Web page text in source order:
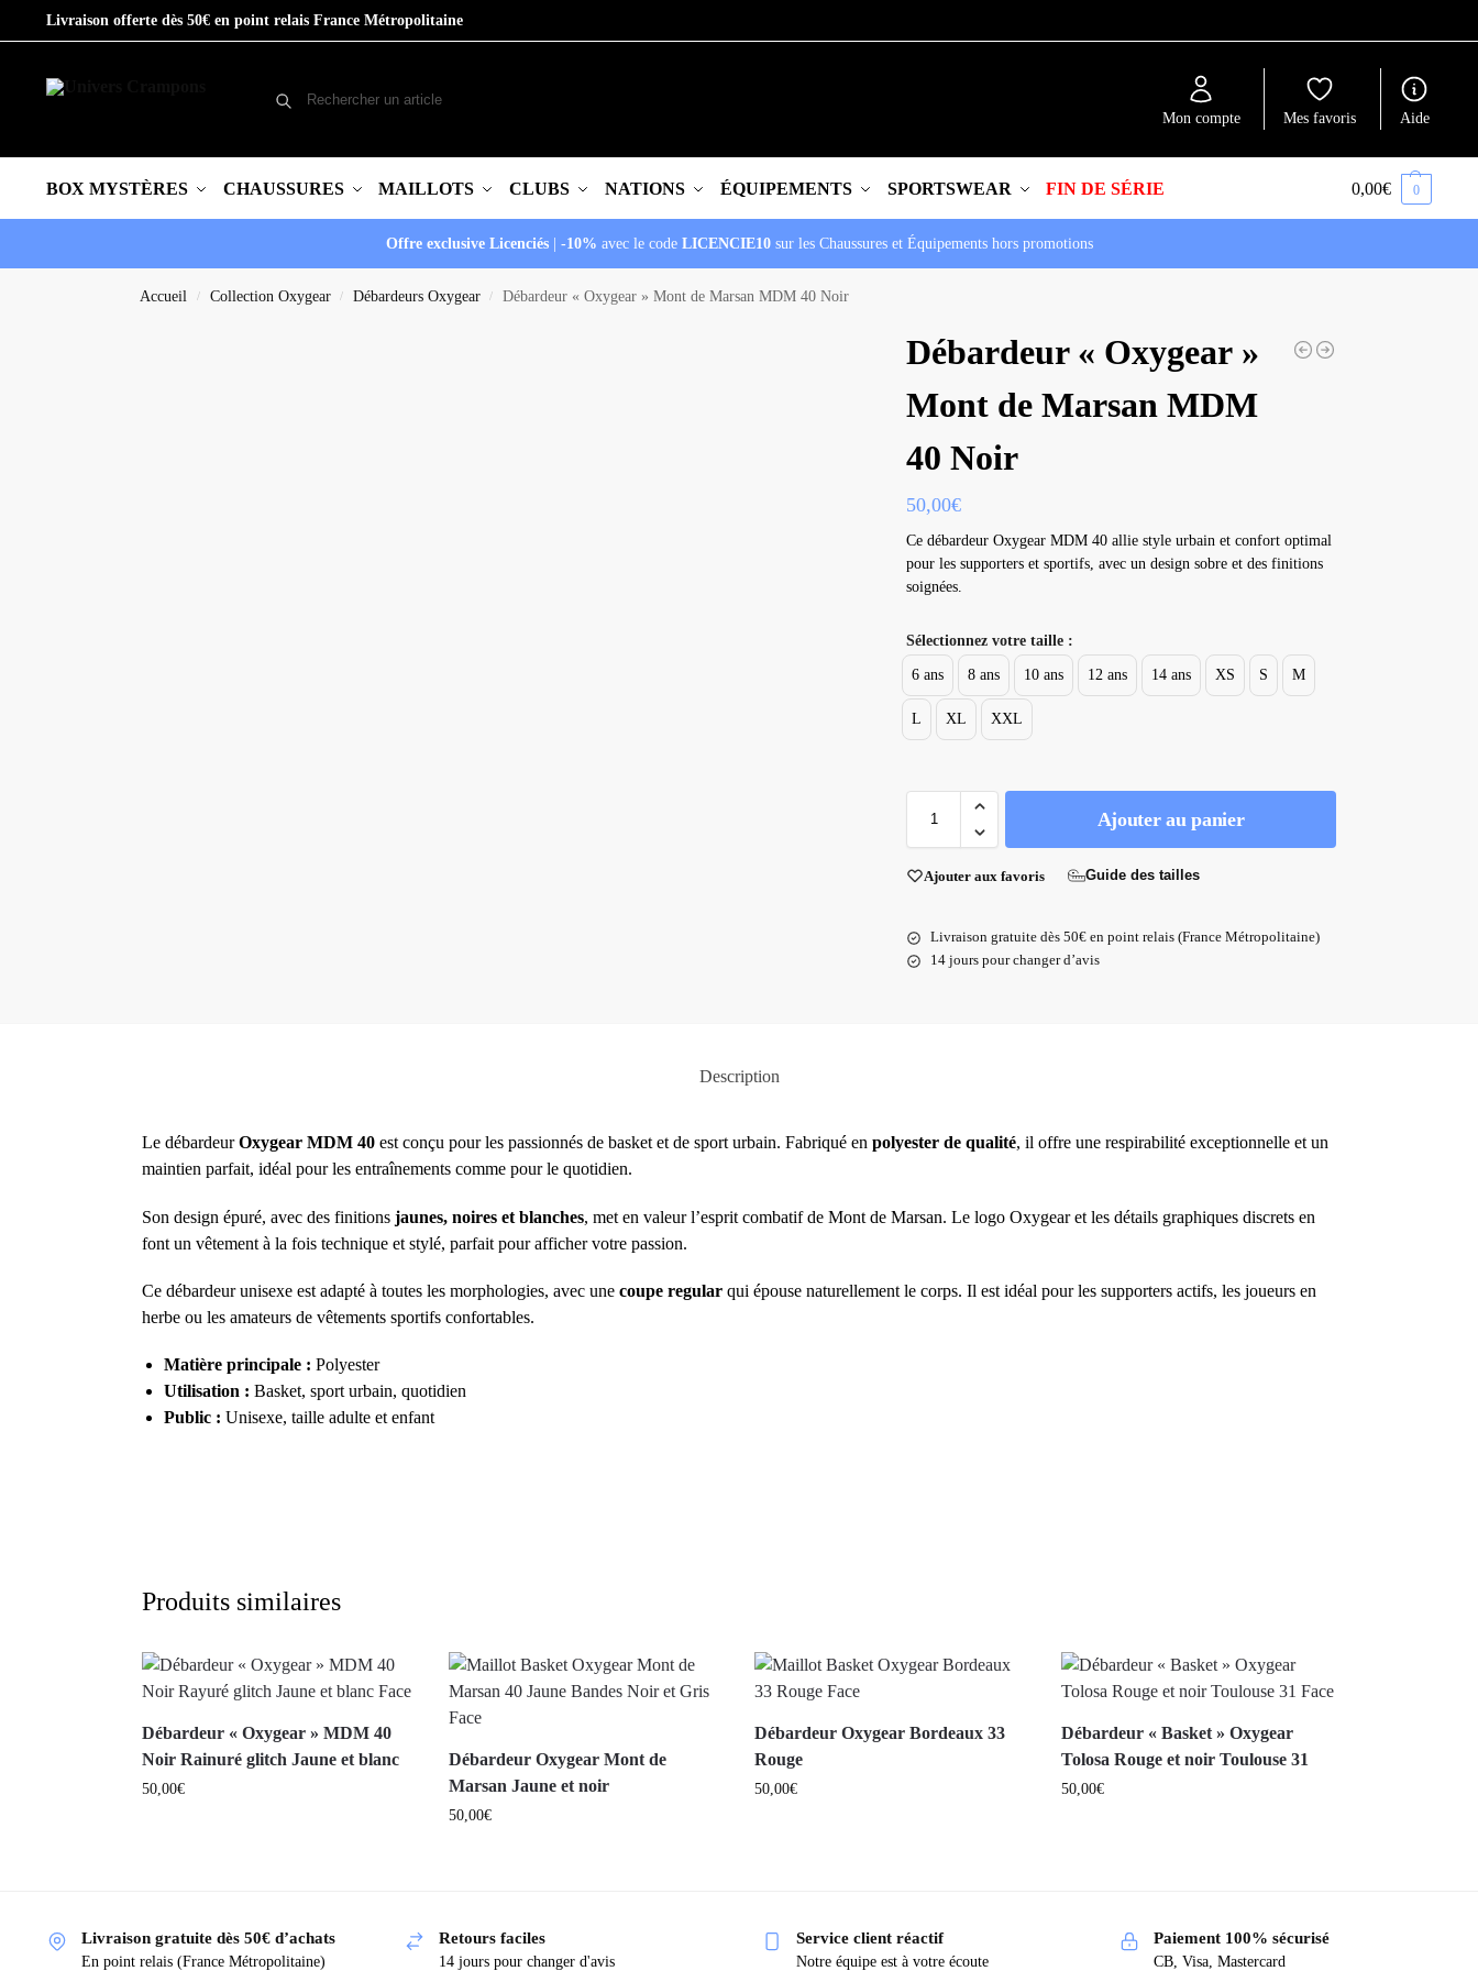
Livraison offerte dès 50€ en point relais France Métropolitaine
Mon compte Mes favoris Aide
BOX MYSTÈRES CHAUSSURES MAILLOTS CLUBS NATIONS ÉQUIPEMENTS SPORTSWEAR FIN DE SÉRIE 0,00€ 0
Offre exclusive Licenciés| -10% avec le code LICENCIE10sur les Chaussures et Équipements hors promotions
Accueil / Collection Oxygear / Débardeurs Oxygear / Débardeur « Oxygear » Mont de Marsan MDM 40 Noir
Débardeur « Oxygear »
Mont de Marsan MDM
40 Noir
50,00€
Ce débardeur Oxygear MDM 40 allie style urbain et confort optimal
pour les supporters et sportifs, avec un design sobre et des finitions
soignées.
Sélectionnez votre taille :
6 ans 8 ans 10 ans 12 ans 14 ans XS S M
L XL XXL
Ajouter au panier
Ajouter aux favoris Guide des tailles
Livraison gratuite dès 50€ en point relais (France Métropolitaine)
14 jours pour changer d’avis
Description
Le débardeurOxygear MDM 40est conçu pour les passionnés de basket et de sport urbain. Fabriqué en polyester de qualité, il offre une respirabilité exceptionnelle et un
maintien parfait, idéal pour les entraînements comme pour le quotidien.
Son design épuré, avec des finitions jaunes, noires et blanches, met en valeur l’esprit combatif de Mont de Marsan. Le logo Oxygear et les détails graphiques discrets en
font un vêtement à la fois technique et stylé, parfait pour afficher votre passion.
Ce débardeur unisexe est adapté à toutes les morphologies, avec une coupe regularqui épouse naturellement le corps. Il est idéal pour les supporters actifs, les joueurs en
herbe ou les amateurs de vêtements sportifs confortables.
Matière principale : Polyester
Utilisation : Basket, sport urbain, quotidien
Public : Unisexe, taille adulte et enfant
Produits similaires
Débardeur « Oxygear » MDM 40
Noir Rainuré glitch Jaune et blanc
50,00€
Débardeur Oxygear Mont de
Marsan Jaune et noir
50,00€
Débardeur Oxygear Bordeaux 33
Rouge
50,00€
Débardeur « Basket » Oxygear
Tolosa Rouge et noir Toulouse 31
50,00€
Livraison gratuite dès 50€ d’achats
En point relais (France Métropolitaine)
Retours faciles
14 jours pour changer d'avis
Service client réactif
Notre équipe est à votre écoute
Paiement 100% sécurisé
CB, Visa, Mastercard